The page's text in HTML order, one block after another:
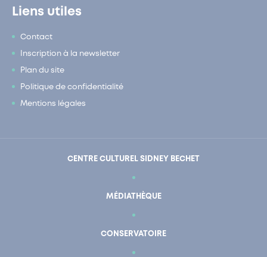
Liens utiles
Contact
Inscription à la newsletter
Plan du site
Politique de confidentialité
Mentions légales
CENTRE CULTUREL SIDNEY BECHET
MÉDIATHÈQUE
CONSERVATOIRE